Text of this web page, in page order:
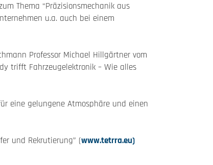
Thema “Präzisionsmechanik aus
u.a. auch bei einem
Professor Michael Hillgärtner vom
trifft Fahrzeugelektronik – Wie alles
eine gelungene Atmosphäre und einen
und Rekrutierung” (www.tetrra.eu)